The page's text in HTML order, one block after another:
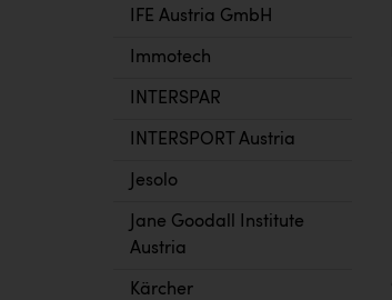
IFE Austria GmbH
Immotech
INTERSPAR
INTERSPORT Austria
Jesolo
Jane Goodall Institute
Austria
Kärcher